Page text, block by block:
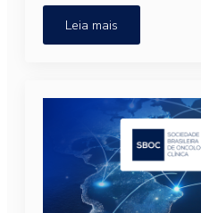
Leia mais